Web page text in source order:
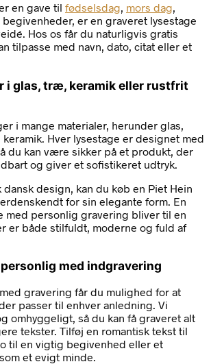
en gave til fødselsdag, mors dag,
er en graveret lysestage
Hos os får du naturligvis gratis
tilpasse med navn, dato, citat eller et
i glas, træ, keramik eller rustfrit
i mange materialer, herunder glas,
Hver lysestage er designet med
du kan være sikker på et produkt, der
og giver et sofistikeret udtryk.
design, kan du køb en Piet Hein
for sin elegante form. En
med personlig gravering bliver til en
er både stilfuldt, moderne og fuld af
med indgravering
gravering får du mulighed for at
passer til enhver anledning. Vi
omhyggeligt, så du kan få graveret alt
tekster. Tilføj en romantisk tekst til
til en vigtig begivenhed eller et
et evigt minde.